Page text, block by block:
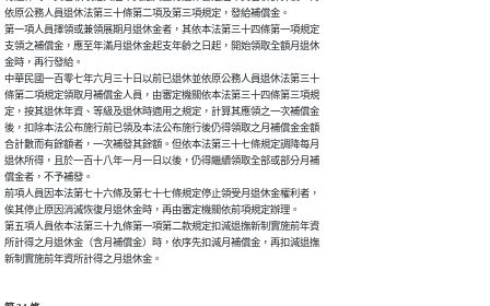
依原公務人員退休法第三十條第二項及第三項規定，發給補償金。
第一項人員擇領或兼領展期月退休金者，其依本法第三十四條第一項規定
支領之補償金，應至年滿月退休金起支年齡之日起，開始領取全額月退休
金時，再行發給。
中華民國一百零七年六月三十日以前已退休並依原公務人員退休法第三十
條第二項規定領取月補償金人員，由審定機關依本法第三十四條第三項規
定，按其退休年資、等級及退休時適用之規定，計算其應領之一次補償金
後，扣除本法公布施行前已領及本法公布施行後仍得領取之月補償金金額
合計數而有餘額者，一次補發其餘額。但依本法第三十七條規定調降每月
退休所得，且於一百十八年一月一日以後，仍得繼續領取全部或部分月補
償金者，不予補發。
前項人員因本法第七十六條及第七十七條規定停止領受月退休金權利者，
俟其停止原因消滅恢復月退休金時，再由審定機關依前項規定辦理。
第五項人員依本法第三十九條第一項第二款規定扣減退撫新制實施前年資
所計得之月退休金（含月補償金）時，依序先扣減月補償金，再扣減退撫
新制實施前年資所計得之月退休金。